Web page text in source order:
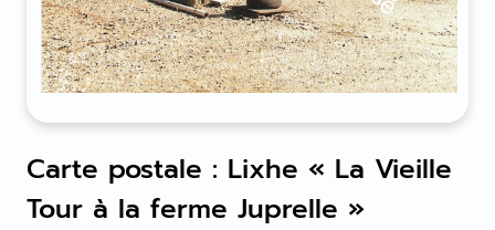
Carte postale : Lixhe « La Vieille
Tour à la ferme Juprelle »